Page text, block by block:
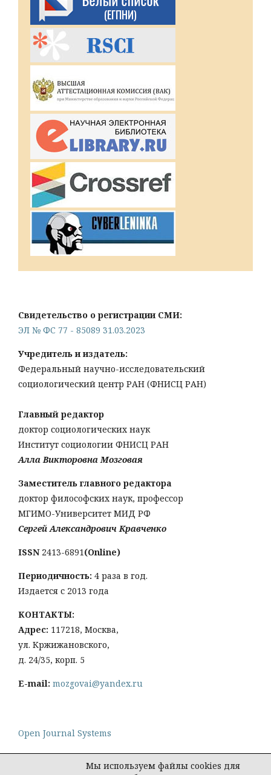
Свидетельство о регистрации СМИ:
ЭЛ № ФС 77 - 85089 31.03.2023
Учредитель и издатель:
Федеральный научно-исследовательский
социологический центр РАН (ФНИСЦ РАН)
Главный редактор
доктор социологических наук
Институт социологии ФНИСЦ РАН
Алла Викторовна Мозговая
Заместитель главного редактора
доктор философских наук, профессор
МГИМО-Университет МИД РФ
Сергей Александрович Кравченко
ISSN 2413-6891(Online)
Периодичность: 4 раза в год.
Издается с 2013 года
КОНТАКТЫ:
Адрес: 117218, Москва,
ул. Кржижановского,
д. 24/35, корп. 5
E-mail: mozgovai@yandex.ru
Open Journal Systems
Мы используем файлы cookies для